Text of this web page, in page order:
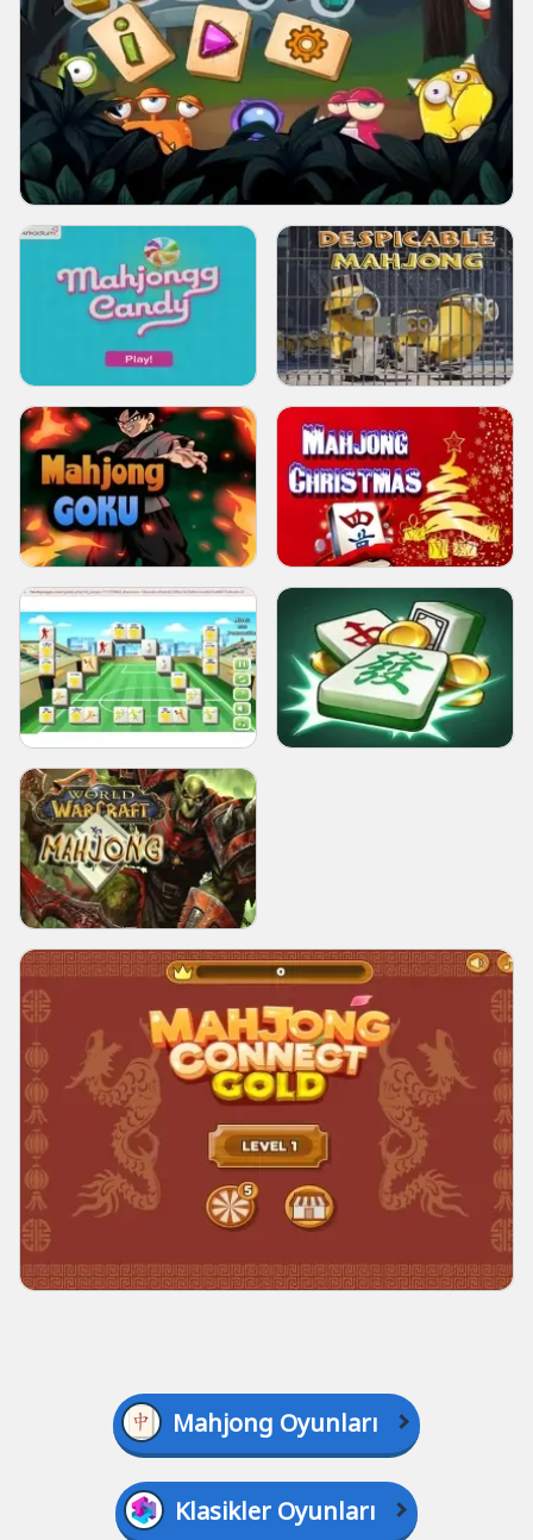
Mahjong Oyunları
Klasikler Oyunları